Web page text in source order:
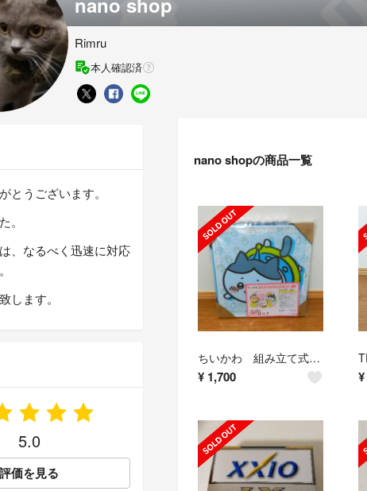
Rimru
本人確認済
nano shopの商品一覧
ちいかわ 組み立て式お片付けBOX
¥ 1,700 ¥
とうございます。
。
、なるべく迅速に対応
します。
5.0
評価を見る